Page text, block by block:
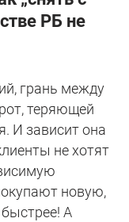
РБ не
грань между
теряющей
И зависит она
не хотят
новую,
А